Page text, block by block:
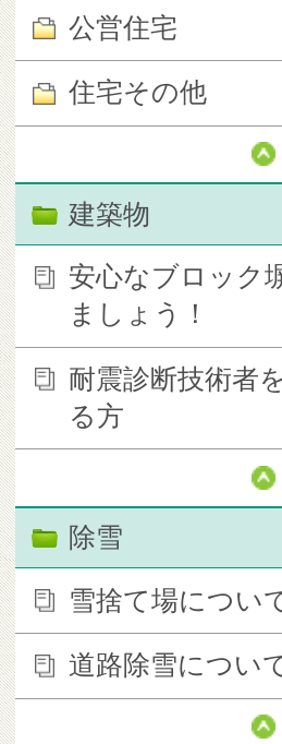
公営住宅
住宅その他
建築物
安心なブロック
ましょう！
耐震診断技術者
る方
除雪
雪捨て場につい
道路除雪につい